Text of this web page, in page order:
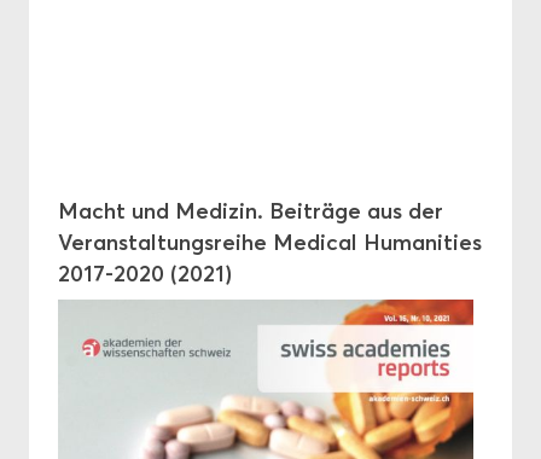
Macht und Me­di­zin. Bei­trä­ge aus der
Ver­an­stal­tungs­rei­he Me­di­cal Hu­ma­nities
2017-2020 (2021)